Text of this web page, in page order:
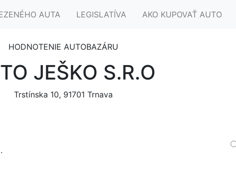
AUTA LEGISLATÍVA AKO KUPOVAŤ AUTO
HODNOTENIE AUTOBAZÁRU
JEŠKO S.R.O
Trstínska 10, 91701 Trnava